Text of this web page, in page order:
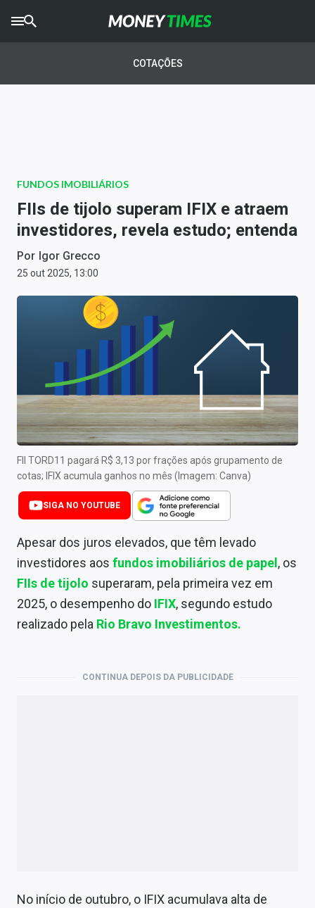
AGROTIMES
Newsletters
Money Trader
Anuncie
Últimas Notícias
Comprar ou vender?
Carteiras Recomendadas
Central de Dividendos
Central de Fundos Imobiliários
Central dos IPOs
Renda Fixa
Mercados
COTAÇÕES
FUNDOS IMOBILIÁRIOS
FIIs de tijolo superam IFIX e atraem
investidores, revela estudo; entenda
Por Igor Grecco
25 out 2025, 13:00
FII TORD11 pagará R$ 3,13 por frações após grupamento de
cotas; IFIX acumula ganhos no mês (Imagem: Canva)
SIGA NO YOUTUBE
Apesar dos juros elevados, que têm levado
investidores aos fundos imobiliários de papel , os
FIIs de tijolo superaram, pela primeira vez em
2025, o desempenho do IFIX, segundo estudo
realizado pela Rio Bravo Investimentos.
CONTINUA DEPOIS DA PUBLICIDADE
No início de outubro, o IFIX acumulava alta de